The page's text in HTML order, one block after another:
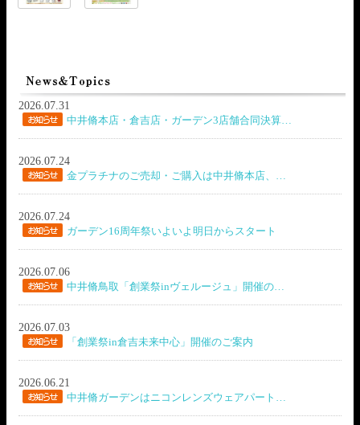
2026.07.31
中井脩本店・倉吉店・ガーデン3店舗合同決算…
2026.07.24
金プラチナのご売却・ご購入は中井脩本店、…
2026.07.24
ガーデン16周年祭いよいよ明日からスタート
2026.07.06
中井脩鳥取「創業祭inヴェルージュ」開催の…
2026.07.03
「創業祭in倉吉未来中心」開催のご案内
2026.06.21
中井脩ガーデンはニコンレンズウェアパート…